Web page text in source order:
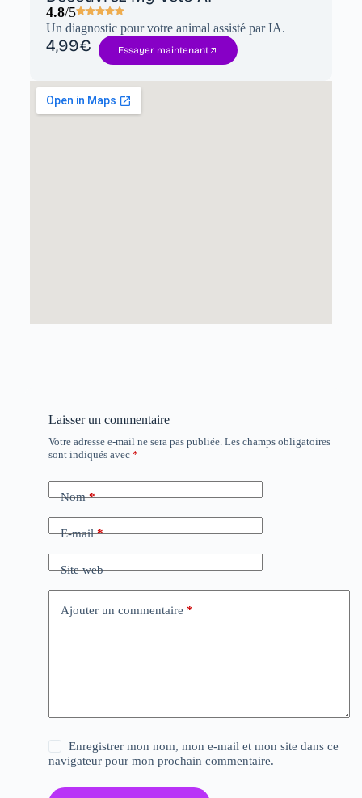
4.8/5
Un diagnostic pour votre animal assisté par IA.
4,99€ Essayer maintenant
Laisser un commentaire
Votre adresse e-mail ne sera pas publiée. Les champs obligatoires
sont indiqués avec *
Nom*
E-mail*
Site web
Ajouter un commentaire *
Enregistrer mon nom, mon e-mail et mon site dans ce
navigateur pour mon prochain commentaire.